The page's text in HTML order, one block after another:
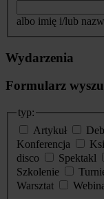
albo imię i/lub
Wydarzenia
Formularz
typ:
Artykuł
Konferencja
disco
Spektakl
Szkolenie
Warsztat